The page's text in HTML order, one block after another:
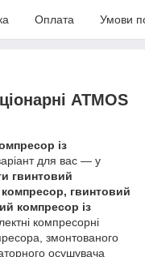
Оплата Умови
ATMOS
із
для вас — у
гвинтовий
гвинтовий
компресор із
компресорні
змонтованого
осушувача